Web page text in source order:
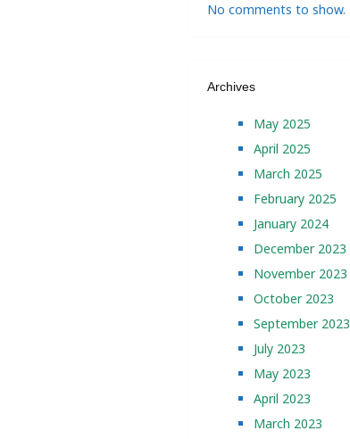
No comments to show.
Archives
May 2025
April 2025
March 2025
February 2025
January 2024
December 2023
November 2023
October 2023
September 2023
July 2023
May 2023
April 2023
March 2023